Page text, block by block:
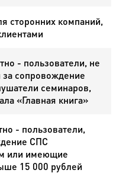
сторонних компаний,
- пользователи, не
сопровождение
семинаров,
«Главная книга»
- пользователи,
СПС
или имеющие
15 000 рублей